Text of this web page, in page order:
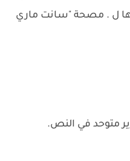
ل . مصحة "سانت ماري
متوحد في النص.